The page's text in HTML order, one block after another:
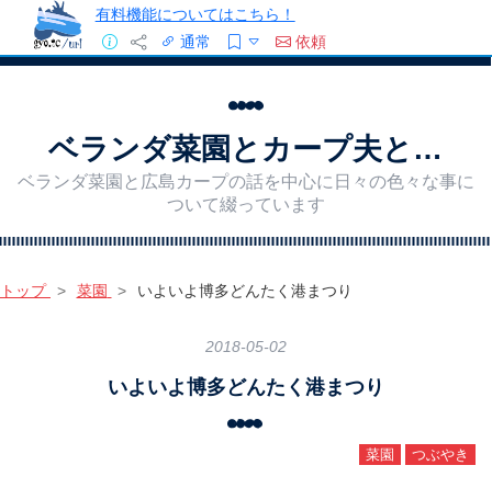
有料機能についてはこちら！
通常
依頼